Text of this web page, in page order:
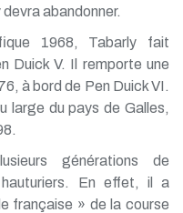
abandonner.
1968, Tabarly fait
Duick V. Il remporte une
à bord de Pen Duick VI.
large du pays de Galles,
générations de
En effet, il a
française » de la course